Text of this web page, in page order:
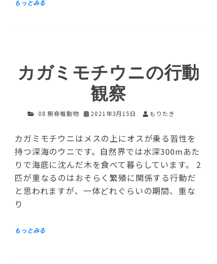
カガミモチウニの行動
観察
08 無脊椎動物 2021年3月15日 もりたき
カガミモチウニはメスの上にオスが乗る習性を
持つ深海のウニです。自然界では水深300mあた
りで海底に沈んだ木を食べて暮らしています。 2
匹が重なるのはおそらく繁殖に関係する行動だ
と思われますが、一体どれぐらいの期間、重な
り